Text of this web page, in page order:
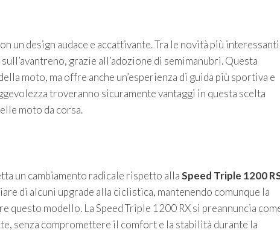
un design audace e accattivante. Tra le novità più
grazie all’adozione di semimanubri. Questa
moto, ma offre anche un’esperienza di guida più sportiva e
troveranno sicuramente vantaggi in questa scelta
moto da corsa.
un cambiamento radicale rispetto allaSpeed Triple 1200
di alcuni upgrade alla ciclistica, mantenendo comunque la
questo modello. La Speed Triple 1200 RX si preannuncia
senza compromettere il comfort e la stabilità durante la